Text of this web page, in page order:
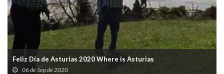
Feliz Día de Asturias 2020 Where is Asturias
06 de Sep de 2020